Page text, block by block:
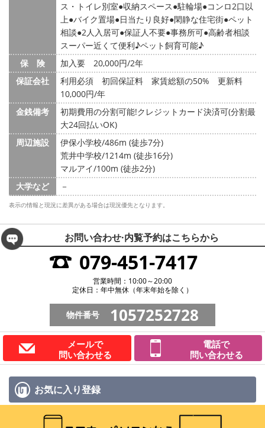
ス・トイレ別室 収納スペース 駐輪場 コンロ2口以
上 バイク置場 日当たり良好 閑静な住宅街 ペット
相談 2人入居可 保証人不要 事務所可 高齢者相談
スーパー近くて便利♪ペット飼育可能♪
保 険
加入要 20,000円/2年
保証会社
利用必須 初回保証料 家賃総額の50% 更新料
10,000円/年
金銭備考
初期費用の分割可能!クレジットカード決済可(分割最
大24回払いOK)
周辺施設
伊保小学校/486m (徒歩7分)
荒井中学校/1214m (徒歩16分)
マルアイ/100m (徒歩2分)
大学など
－
表示の情報と現況に差異がある場合は現況優先となります。
お問い合わせ·内覧予約はこちらから
079-451-7417
営業時間：10:00～20:00
定休日：年中無休（年末年始を除く）
物件番号 1057252728
メールで
問い合わせる
電話で
問い合わせる
お気に入り登録